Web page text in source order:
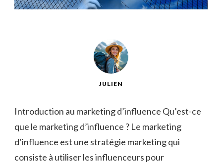
JULIEN
Introduction au marketing d’influence Qu’est-ce
que le marketing d’influence ? Le marketing
d’influence est une stratégie marketing qui
consiste à utiliser les influenceurs pour